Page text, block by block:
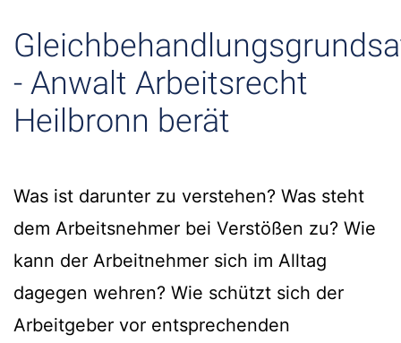
- Anwalt Arbeitsrecht
Heilbronn berät
Was ist darunter zu verstehen? Was steht
dem Arbeitsnehmer bei Verstößen zu? Wie
kann der Arbeitnehmer sich im Alltag
dagegen wehren? Wie schützt sich der
Arbeitgeber vor entsprechenden